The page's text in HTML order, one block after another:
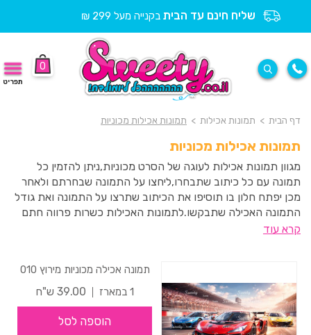
שליח חינם עד הבית בקנייה מעל 299 ₪
0
תפריט
דף הבית > תמונות אכילות > תמונות אכילות מכוניות
תמונות אכילות מכוניות
מגוון תמונות אכילות לעוגה של הסרט מכוניות,ניתן להזמין כל
תמונה עם כל כיתוב שתבחרו,ליחצו על התמונה שבחרתם ולאחר
מכן יפתח חלון בו תוסיפו את הכיתוב שתרצו על התמונה ואת גודל
התמונה האכילה שתבקשו.לתמונות האכילות כשרות פרווה חתם
סופר העדה החרדית ואינן מכילות גלוטן.
קרא עוד
תמונה אכילה מכוניות מירוץ 010
1 במארז
39.00 ש"ח
הוספה לסל